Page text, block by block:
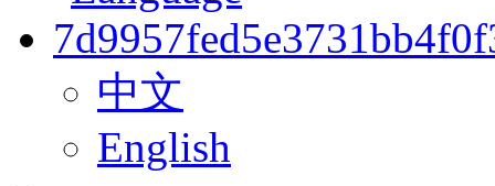
中文
English